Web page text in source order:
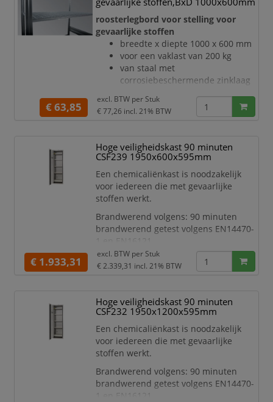
roosterlegbord voor stelling voor
gevaarlijke stoffen
breedte x diepte 1000 x 600 mm
voor een vaklast van 200 kg
van staal met
corrosiebeschermende zinklaag
€ 63,85
excl. BTW per Stuk
€ 77,26 incl. 21% BTW
Hoge veiligheidskast 90 minuten
CSF239 1950x600x595mm
Een chemicaliënkast is noodzakelijk
voor iedereen die met gevaarlijke
stoffen werkt.
Brandwerend volgens: 90 minuten
brandwerend getest volgens EN14470-
1 en EN16121
Kenmerken:
Voldoet aan PGS 15
deur 1 slot, 2 sleutels per slot)
Met geïsoleerde, thermisch
30mm die een perfecte afsluiting
verzekeren bij een
temperatuursverhoging volgens
EN14470-1
Luchttoevoe
€ 1.933,31
excl. BTW per Stuk
€ 2.339,31 incl. 21% BTW
Hoge veiligheidskast 90 minuten
CSF232 1950x1200x595mm
Een chemicaliënkast is noodzakelijk
voor iedereen die met gevaarlijke
stoffen werkt.
Brandwerend volgens: 90 minuten
brandwerend getest volgens EN14470-
1 en EN16121